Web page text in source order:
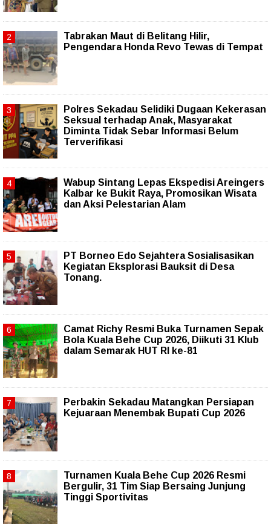
Tabrakan Maut di Belitang Hilir,
Pengendara Honda Revo Tewas di Tempat
Polres Sekadau Selidiki Dugaan Kekerasan
Seksual terhadap Anak, Masyarakat
Diminta Tidak Sebar Informasi Belum
Terverifikasi
Wabup Sintang Lepas Ekspedisi Areingers
Kalbar ke Bukit Raya, Promosikan Wisata
dan Aksi Pelestarian Alam
PT Borneo Edo Sejahtera Sosialisasikan
Kegiatan Eksplorasi Bauksit di Desa
Tonang.
Camat Richy Resmi Buka Turnamen Sepak
Bola Kuala Behe Cup 2026, Diikuti 31 Klub
dalam Semarak HUT RI ke-81
Perbakin Sekadau Matangkan Persiapan
Kejuaraan Menembak Bupati Cup 2026
Turnamen Kuala Behe Cup 2026 Resmi
Bergulir, 31 Tim Siap Bersaing Junjung
Tinggi Sportivitas